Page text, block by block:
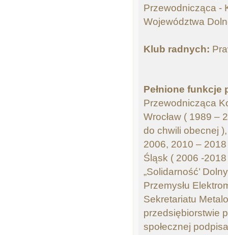
Przewodnicząca -
Województwa
Klub radnych:
Pełnione funkcje
Przewodnicząca
Wrocław ( 1989 –
do chwili obecnej
2006, 2010 –
Śląsk ( 2006 -
„Solidarność’
Przemysłu
Sekretariatu
przedsiębiorstwie
społecznej